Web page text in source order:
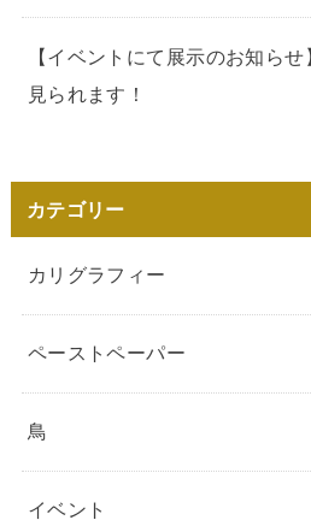
【イベントにて展示のお知ら
見られます！
カテゴリー
カリグラフィー
ペーストペーパー
鳥
イベント